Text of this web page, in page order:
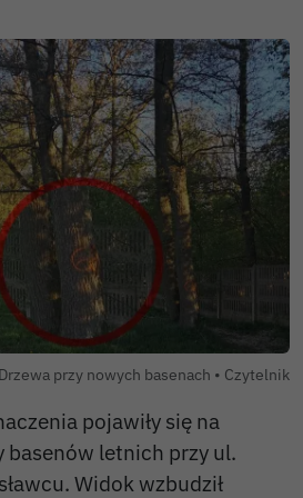
Drzewa przy nowych basenach • Autor
Czytelnik
pojawiły się na
letnich przy ul.
Widok wzbudził